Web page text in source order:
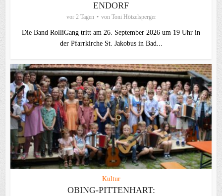
ENDORF
vor 2 Tagen von Toni Hötzelsperger
Die Band RolliGang tritt am 26. September 2026 um 19 Uhr in
der Pfarrkirche St. Jakobus in Bad...
Kultur
OBING-PITTENHART: